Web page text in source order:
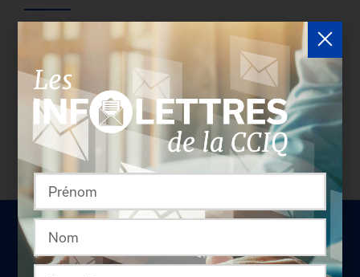
Les entreprises membres peuvent bénéficier d’une
version plus détaillée du répertoire via leur espace
sécurisé.
Connectez-vous
afin de consulter le
profil complet des entreprises incluant les
coordonnées des délégués inscrits. Vous n'êtes
pas membre? N'attendez plus et devenez membre!